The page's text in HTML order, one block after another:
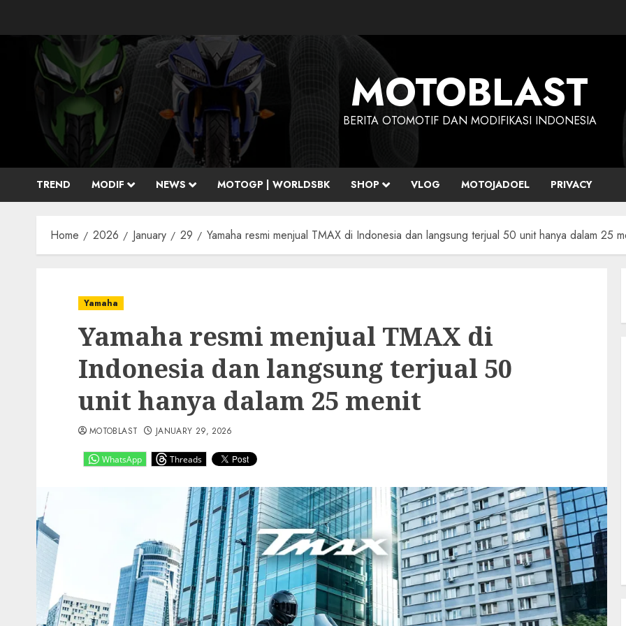
MOTOBLAST
BERITA OTOMOTIF DAN MODIFIKASI INDONESIA
TREND MODIF NEWS MOTOGP | WORLDSBK SHOP VLOG MOTOJADOEL PRIVACY
Home 2026 January 29 Yamaha resmi menjual TMAX di Indonesia dan langsung terjual 50 unit hanya dalam 25
Yamaha
Yamaha resmi menjual TMAX di
Indonesia dan langsung terjual 50
unit hanya dalam 25 menit
WhatsApp Threads
MOTOBLAST JANUARY 29, 2026